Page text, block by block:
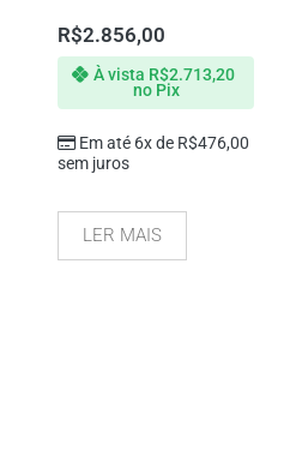
R$2.856,00
Em até 6x de R$476,00
sem juros
À vista R$2.713,20
no Pix
LER MAIS